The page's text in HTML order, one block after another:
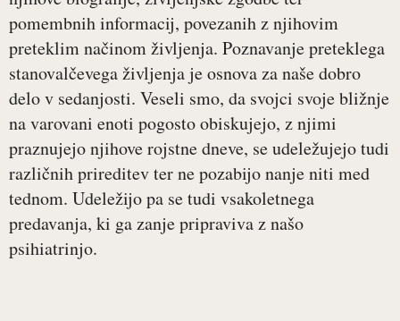
pomembnih informacij, povezanih z njihovim
preteklim načinom življenja. Poznavanje preteklega
stanovalčevega življenja je osnova za naše dobro
delo v sedanjosti. Veseli smo, da svojci svoje bližnje
na varovani enoti pogosto obiskujejo, z njimi
praznujejo njihove rojstne dneve, se udeležujejo tudi
različnih prireditev ter ne pozabijo nanje niti med
tednom. Udeležijo pa se tudi vsakoletnega
predavanja, ki ga zanje pripraviva z našo
psihiatrinjo.